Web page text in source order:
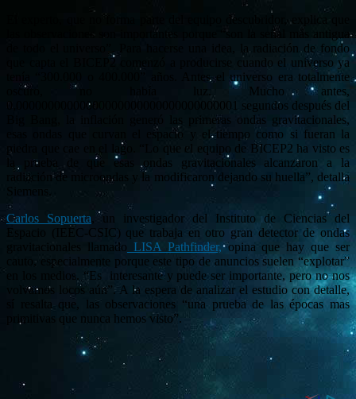
El experto, que no forma parte del equipo descubridor, explica que
las observaciones son importantes porque “son la señal más antigua
de todo el universo”. Para hacerse una idea, la radiación de fondo
que capta el BICEP2 comenzó a producirse cuando el universo ya
tenía “300.000 o 400.000” años. Antes el universo era totalmente
oscuro, no había luz. Mucho antes,
0,00000000000000000000000000000000001 segundos después del
Big Bang, la inflación generó las primeras ondas gravitacionales,
esas ondas que curvan el espacio y el tiempo como si fueran la
piedra que cae en el lago. “Lo que el equipo de BICEP2 ha visto es
la prueba de que esas ondas gravitacionales alcanzaron a la
radiación de microondas y la modificaron dejando su huella”, detalla
Siemens.
Carlos Sopuerta , un investigador del Instituto de Ciencias del
Espacio (IEEC-CSIC) que trabaja en otro gran detector de ondas
gravitacionales llamado LISA Pathfinder,opina que hay que ser
cauto, especialmente porque este tipo de anuncios suelen “explotar”
en los medios. “Es interesante y puede ser importante, pero no nos
volvamos locos aún”. A la espera de analizar el estudio con detalle,
sí resalta que, las observaciones “una prueba de las épocas mas
primitivas que nunca hemos visto”.